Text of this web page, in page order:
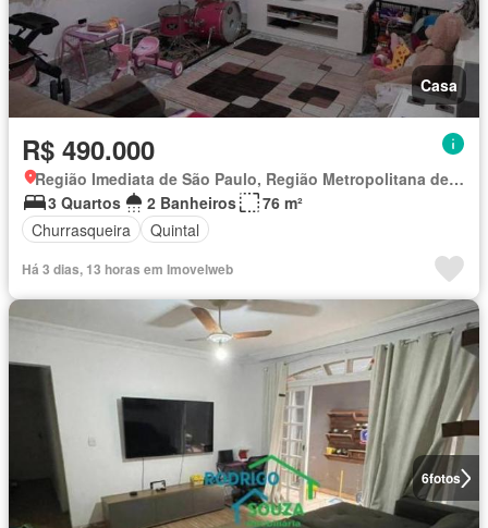
Casa
R$ 490.000
Região Imediata de São Paulo, Região Metropolitana de São Paulo
3 Quartos
2 Banheiros
76 m²
Churrasqueira
Quintal
Há 3 dias, 13 horas em Imovelweb
6fotos